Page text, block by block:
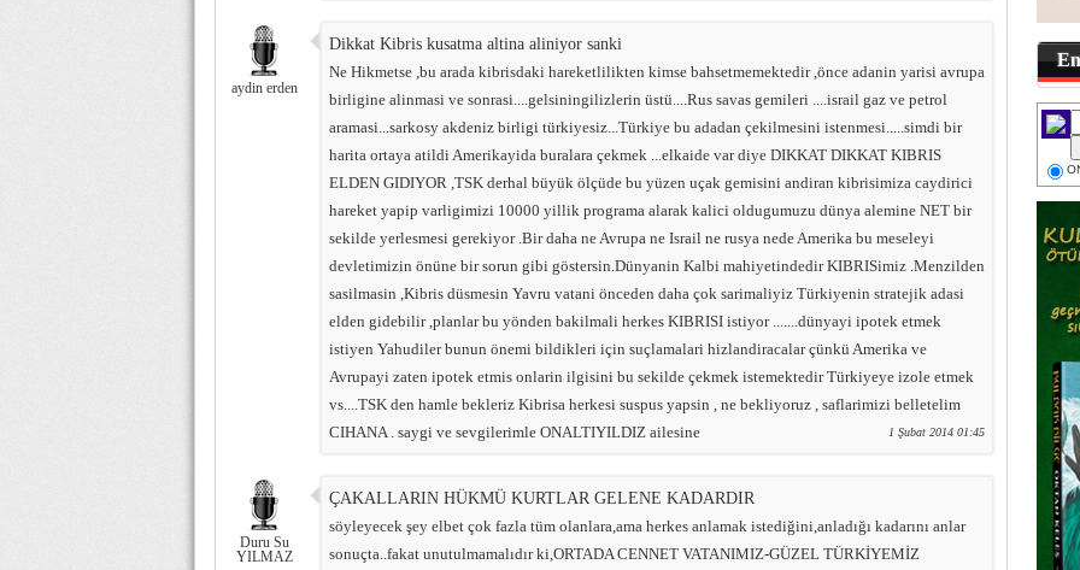
aydin erden
Dikkat Kibris kusatma altina aliniyor sanki
Ne Hikmetse ,bu arada kibrisdaki hareketlilikten kimse bahsetmemektedir ,önce adanin yarisi avrupa
birligine alinmasi ve sonrasi....gelsiningilizlerin üstü....Rus savas gemileri ....israil gaz ve petrol
aramasi...sarkosy akdeniz birligi türkiyesiz...Türkiye bu adadan çekilmesini istenmesi.....simdi bir
harita ortaya atildi Amerikayida buralara çekmek ...elkaide var diye DIKKAT DIKKAT KIBRIS
ELDEN GIDIYOR ,TSK derhal büyük ölçüde bu yüzen uçak gemisini andiran kibrisimiza caydirici
hareket yapip varligimizi 10000 yillik programa alarak kalici oldugumuzu dünya alemine NET bir
sekilde yerlesmesi gerekiyor .Bir daha ne Avrupa ne Israil ne rusya nede Amerika bu meseleyi
devletimizin önüne bir sorun gibi göstersin.Dünyanin Kalbi mahiyetindedir KIBRISimiz .Menzilden
sasilmasin ,Kibris düsmesin Yavru vatani önceden daha çok sarimaliyiz Türkiyenin stratejik adasi
elden gidebilir ,planlar bu yönden bakilmali herkes KIBRISI istiyor .......dünyayi ipotek etmek
istiyen Yahudiler bunun önemi bildikleri için suçlamalari hizlandiracalar çünkü Amerika ve
Avrupayi zaten ipotek etmis onlarin ilgisini bu sekilde çekmek istemektedir Türkiyeye izole etmek
vs....TSK den hamle bekleriz Kibrisa herkesi suspus yapsin , ne bekliyoruz , saflarimizi belletelim
CIHANA . saygi ve sevgilerimle ONALTIYILDIZ ailesine
1 Şubat 2014 01:45
Duru Su
YILMAZ
ÇAKALLARIN HÜKMÜ KURTLAR GELENE KADARDIR
söyleyecek şey elbet çok fazla tüm olanlara,ama herkes anlamak istediğini,anladığı kadarını anlar
sonuçta..fakat unutulmamalıdır ki,ORTADA CENNET VATANIMIZ-GÜZEL TÜRKİYEMİZ